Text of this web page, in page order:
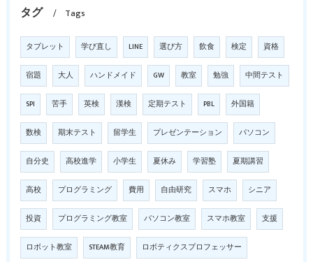
タグ Tags
タブレット 学び直し LINE 選び方 飲食 検定 資格
宿題 大人 ハンドメイド GW 教室 勉強 中間テスト
SPI 苦手 英検 漢検 定期テスト PBL 外国籍
数検 期末テスト 留学生 プレゼンテーション パソコン
自分史 高校進学 小学生 夏休み 学習塾 夏期講習
高校 プログラミング 費用 自由研究 スマホ シニア
投資 プログラミング教室 パソコン教室 スマホ教室 支援
ロボット教室 STEAM教育 ロボティクスプロフェッサー